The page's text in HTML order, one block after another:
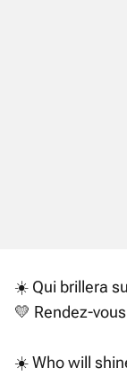
☀️ Qui brillera
💛 Rendez-
☀️ Who will